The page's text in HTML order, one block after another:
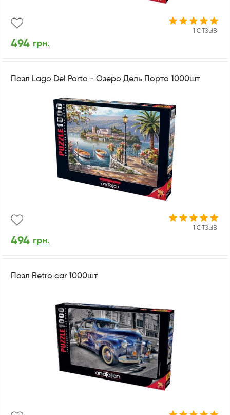
1 ОТЗЫВ
494 грн.
Пазл Lago Del Porto - Озеро Дель Порто 1000шт
1 ОТЗЫВ
494 грн.
Пазл Retro car 1000шт